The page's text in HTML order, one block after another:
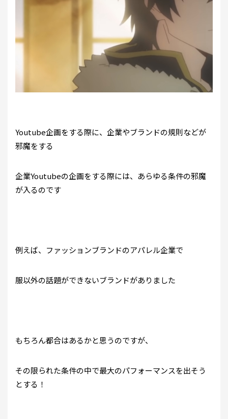
Youtube企画をする際に、企業やブランドの規則などが
邪魔をする
企業Youtubeの企画をする際には、あらゆる条件の邪魔
が入るのです
例えば、ファッションブランドのアパレル企業で
服以外の話題ができないブランドがありました
もちろん都合はあるかと思うのですが、
その限られた条件の中で最大のパフォーマンスを出そう
とする！